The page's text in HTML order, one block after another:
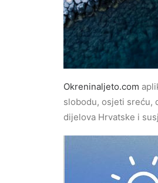
Okreninaljeto.com
slobodu, osjeti sreću,
dijelova Hrvatske i